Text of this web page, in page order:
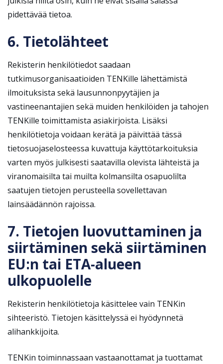
pidettävää tietoa.
6. Tietolähteet
Rekisterin henkilötiedot saadaan
tutkimusorganisaatioiden TENKille lähettämistä
ilmoituksista sekä lausunnonpyytäjien ja
vastineenantajien sekä muiden henkilöiden ja tahojen
TENKille toimittamista asiakirjoista. Lisäksi
henkilötietoja voidaan kerätä ja päivittää tässä
tietosuojaselosteessa kuvattuja käyttötarkoituksia
varten myös julkisesti saatavilla olevista lähteistä ja
viranomaisilta tai muilta kolmansilta osapuolilta
saatujen tietojen perusteella sovellettavan
lainsäädännön rajoissa.
7. Tietojen luovuttaminen ja
siirtäminen sekä siirtäminen
EU:n tai ETA-alueen
ulkopuolelle
Rekisterin henkilötietoja käsittelee vain TENKin
sihteeristö. Tietojen käsittelyssä ei hyödynnetä
alihankkijoita.
TENKin toiminnassaan vastaanottamat ja tuottamat